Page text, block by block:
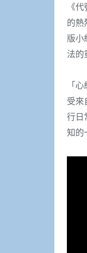
《
的熱
版小
法的
「
受來
行日
知的